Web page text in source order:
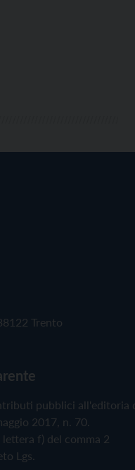
Trento
pubblici all'editoria
2017, n. 70.
lettera f) del comma 2
Lgs.